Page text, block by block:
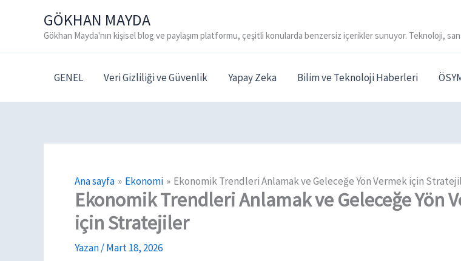
GÖKHAN MAYDA
Gökhan Mayda'nın kişisel blog ve paylaşım platformu, çeşitli konularda benzersiz içerikler sunuyor. Teknoloji,
GENEL Veri Gizliliği ve Güvenlik Yapay Zeka Bilim ve Teknoloji Haberleri
Ana sayfa Ekonomi Ekonomik Trendleri Anlamak ve Geleceğe Yön Vermek için
Ekonomik Trendleri Anlamak ve Geleceğe Yön
için Stratejiler
Yazan/Mart 18, 2026